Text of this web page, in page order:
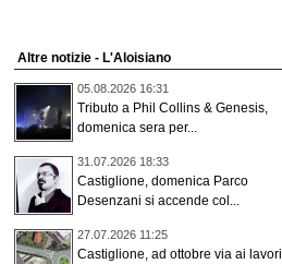
Altre notizie - L'Aloisiano
05.08.2026 16:31
Tributo a Phil Collins & Genesis,
domenica sera per...
31.07.2026 18:33
Castiglione, domenica Parco
Desenzani si accende col...
27.07.2026 11:25
Castiglione, ad ottobre via ai lavori